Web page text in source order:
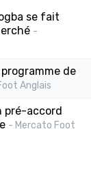
se fait
-
de
Anglais
pré-accord
- Mercato Foot